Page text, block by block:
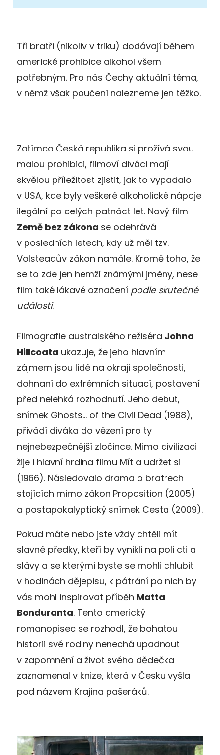
Tři bratři (nikoliv v triku) dodávají během
americké prohibice alkohol všem
potřebným. Pro nás Čechy aktuální téma,
v němž však poučení nalezneme jen těžko.
Zatímco Česká republika si prožívá svou
malou prohibici, filmoví diváci mají
skvělou příležitost zjistit, jak to vypadalo
v USA, kde byly veškeré alkoholické nápoje
ilegální po celých patnáct let. Nový film
Země bez zákona se odehrává
v posledních letech, kdy už měl tzv.
Volsteadův zákon namále. Kromě toho, že
se to zde jen hemží známými jmény, nese
film také lákavé označení podle skutečné
události.
Filmografie australského režiséra Johna
Hillcoata ukazuje, že jeho hlavním
zájmem jsou lidé na okraji společnosti,
dohnaní do extrémních situací, postavení
před nelehká rozhodnutí. Jeho debut,
snímek Ghosts… of the Civil Dead (1988),
přivádí diváka do vězení pro ty
nejnebezpečnější zločince. Mimo civilizaci
žije i hlavní hrdina filmu Mít a udržet si
(1966). Následovalo drama o bratrech
stojících mimo zákon Proposition (2005)
a postapokalyptický snímek Cesta (2009).
Pokud máte nebo jste vždy chtěli mít
slavné předky, kteří by vynikli na poli cti a
slávy a se kterými byste se mohli chlubit
v hodinách dějepisu, k pátrání po nich by
vás mohl inspirovat příběh Matta
Bonduranta. Tento americký
romanopisec se rozhodl, že bohatou
historii své rodiny nenechá upadnout
v zapomnění a život svého dědečka
zaznamenal v knize, která v Česku vyšla
pod názvem Krajina pašeráků.